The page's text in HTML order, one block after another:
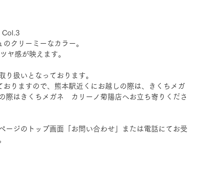
Col.3
クリーミーなカラー。
ヤ感が映えます。
り扱いとなっております。
りますので、熊本駅近くにお越しの際は、きくちメガ
はきくちメガネ　カリーノ菊陽店へお立ち寄りくださ
ージのトップ画面「お問い合わせ」または電話にてお受